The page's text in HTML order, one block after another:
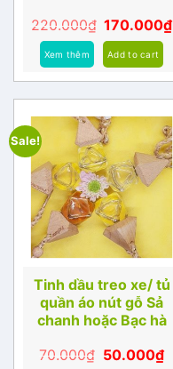
220.000₫ 170.000₫
Xem thêm Add to cart
Sale!
Tinh dầu treo xe/ tủ
quần áo nút gỗ Sả
chanh hoặc Bạc hà
70.000₫ 50.000₫